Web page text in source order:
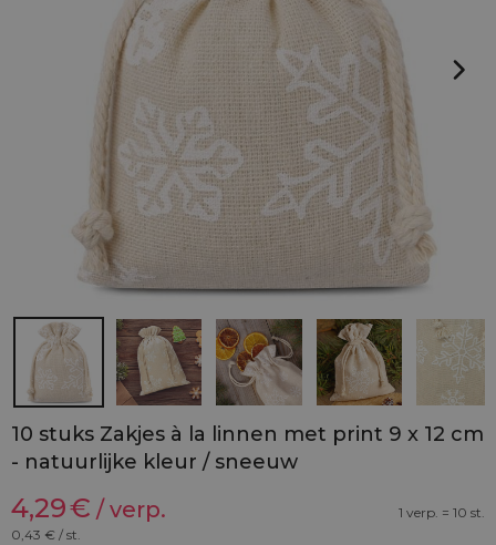
10 stuks Zakjes à la linnen met print 9 x 12 cm
- natuurlijke kleur / sneeuw
4,29€ / verp.
1 verp. = 10 st.
0,43 € / st.